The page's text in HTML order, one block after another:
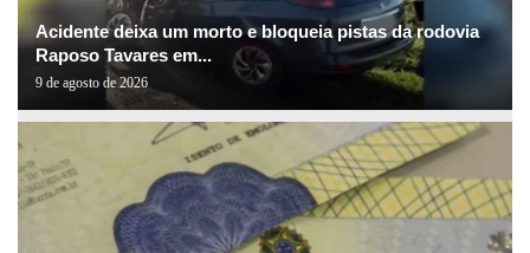
Acidente deixa um morto e bloqueia pistas da rodovia
Raposo Tavares em...
9 de agosto de 2026